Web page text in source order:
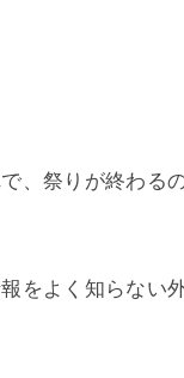
、祭りが終わる
をよく知らない